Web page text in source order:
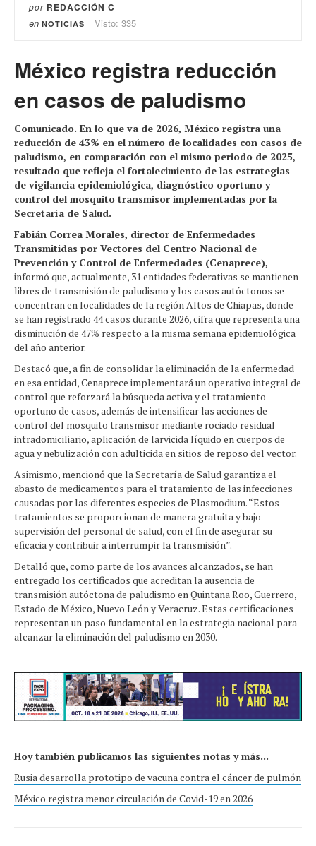
por REDACCIÓN C
en NOTICIAS Visto: 335
México registra reducción
en casos de paludismo
Comunicado. En lo que va de 2026, México registra una
reducción de 43% en el número de localidades con casos de
paludismo, en comparación con el mismo periodo de 2025,
resultado que refleja el fortalecimiento de las estrategias
de vigilancia epidemiológica, diagnóstico oportuno y
control del mosquito transmisor implementadas por la
Secretaría de Salud.
Fabián Correa Morales, director de Enfermedades
Transmitidas por Vectores del Centro Nacional de
Prevención y Control de Enfermedades (Cenaprece),
informó que, actualmente, 31 entidades federativas se mantienen
libres de transmisión de paludismo y los casos autóctonos se
concentran en localidades de la región Altos de Chiapas, donde
se han registrado 44 casos durante 2026, cifra que representa una
disminución de 47% respecto a la misma semana epidemiológica
del año anterior.
Destacó que, a fin de consolidar la eliminación de la enfermedad
en esa entidad, Cenaprece implementará un operativo integral de
control que reforzará la búsqueda activa y el tratamiento
oportuno de casos, además de intensificar las acciones de
control del mosquito transmisor mediante rociado residual
intradomiciliario, aplicación de larvicida líquido en cuerpos de
agua y nebulización con adulticida en sitios de reposo del vector.
Asimismo, mencionó que la Secretaría de Salud garantiza el
abasto de medicamentos para el tratamiento de las infecciones
causadas por las diferentes especies de Plasmodium. “Estos
tratamientos se proporcionan de manera gratuita y bajo
supervisión del personal de salud, con el fin de asegurar su
eficacia y contribuir a interrumpir la transmisión”.
Detalló que, como parte de los avances alcanzados, se han
entregado los certificados que acreditan la ausencia de
transmisión autóctona de paludismo en Quintana Roo, Guerrero,
Estado de México, Nuevo León y Veracruz. Estas certificaciones
representan un paso fundamental en la estrategia nacional para
alcanzar la eliminación del paludismo en 2030.
Hoy también publicamos las siguientes notas y más...
Rusia desarrolla prototipo de vacuna contra el cáncer de pulmón
México registra menor circulación de Covid-19 en 2026